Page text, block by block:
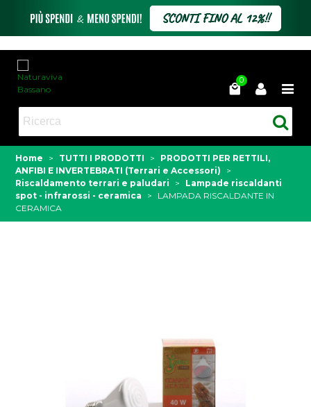
0
Home > TUTTI I PRODOTTI >
PRODOTTI PER RETTILI,
ANFIBI E INVERTEBRATI (Terrari e Accessori)
>
Riscaldamento terrari e paludari
>
Lampade riscaldanti
spot - infrarossi - ceramica
>
LAMPADA RISCALDANTE IN
CERAMICA